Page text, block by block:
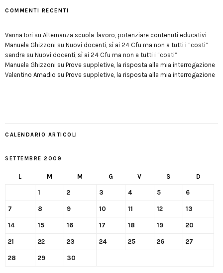
COMMENTI RECENTI
Vanna Iori su Alternanza scuola-lavoro, potenziare contenuti educativi
Manuela Ghizzoni su Nuovi docenti, sì ai 24 Cfu ma non a tutti i “costi”
sandra su Nuovi docenti, sì ai 24 Cfu ma non a tutti i “costi”
Manuela Ghizzoni su Prove suppletive, la risposta alla mia interrogazione
Valentino Amadio su Prove suppletive, la risposta alla mia interrogazione
CALENDARIO ARTICOLI
SETTEMBRE 2009
L M M G V S D
1 2 3 4 5 6
7 8 9 10 11 12 13
14 15 16 17 18 19 20
21 22 23 24 25 26 27
28 29 30